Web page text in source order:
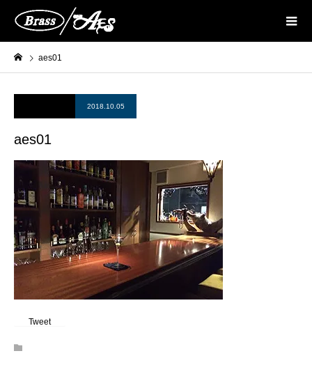
aes01
2018.10.05
aes01
Tweet